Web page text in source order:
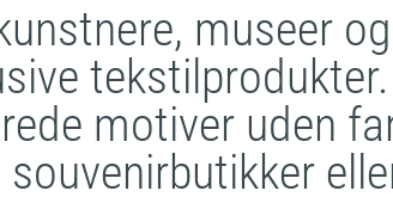
museer
motiver uden